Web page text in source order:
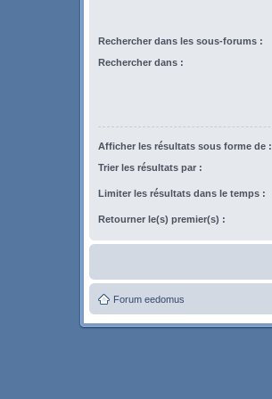
Rechercher dans les sous-forums :
Rechercher dans :
Afficher les résultats sous forme de :
Trier les résultats par :
Limiter les résultats dans le temps :
Retourner le(s) premier(s) :
Forum eedomus